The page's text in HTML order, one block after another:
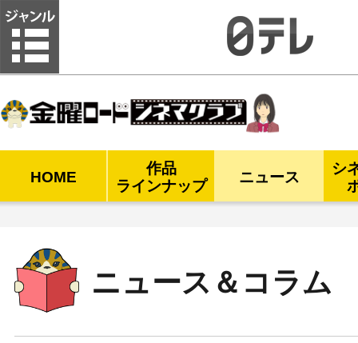
HOME
作品
ラインナップ
ニュース
シ
ニュース＆コラム